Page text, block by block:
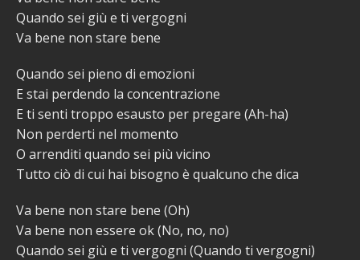
Quando sei giù e ti vergogni
Va bene non stare bene
Quando sei pieno di emozioni
E stai perdendo la concentrazione
E ti senti troppo esausto per pregare (Ah-ha)
Non perderti nel momento
O arrenditi quando sei più vicino
Tutto ciò di cui hai bisogno è qualcuno che dica
Va bene non stare bene (Oh)
Va bene non essere ok (No, no, no)
Quando sei giù e ti vergogni (Quando ti vergogni)